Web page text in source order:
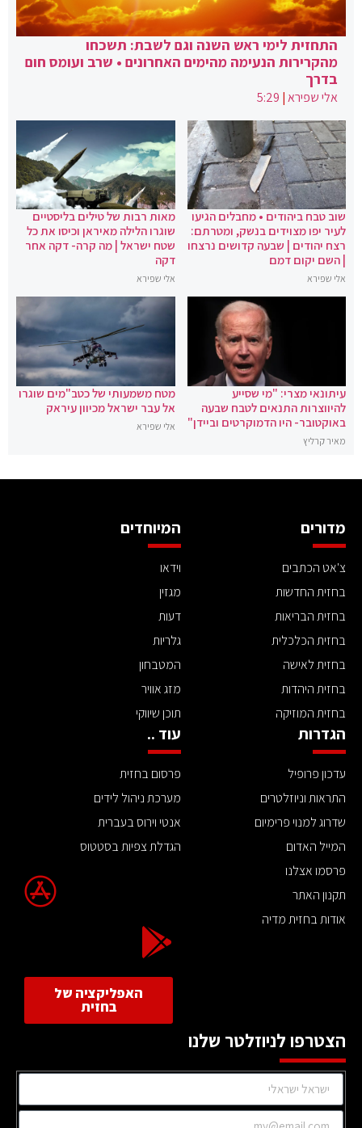
התחזית לימי ראש השנה וגם לשבת: תשכחו
מהקרירות הנעימה מהימים האחרונים • שרב ועומס חום
בדרך
אלי שפירא|
5:29
שוב טבח ביהודים • מחבלים הגיעו
לעיר יפו מצוידים בנשק, ומטרתם:
רצח יהודים | שבעה קדושים נרצחו
| השם יקום דמם
אלי שפירא
מאות רבות של טילים בליסטיים
שוגרו הלילה מאיראן וכיסו את כל
שטח ישראל | מה קרה- דקה אחר
דקה
אלי שפירא
עיתונאי מצרי: "מי שסייע
להיווצרות התנאים לטבח שבעה
באוקטובר- היו הדמוקרטים וביידן"
מאיר קרליץ
מטח משמעותי של כטב"מים שוגרו
אל עבר ישראל מכיוון עיראק
אלי שפירא
מדורים
צ'אט הכתבים
בחזית החדשות
בחזית הבריאות
בחזית הכלכלית
בחזית לאישה
בחזית היהדות
בחזית המוזיקה
המיוחדים
וידאו
מגזין
דעות
גלריות
המטבחון
מזג אוויר
תוכן שיווקי
הגדרות
עדכון פרופיל
התראות וניוזלטרים
שדרוג למנוי פרימיום
המייל האדום
פרסמו אצלנו
תקנון האתר
אודות בחזית מדיה
עוד ..
פרסום בחזית
מערכת ניהול לידים
אנטי וירוס בעברית
הגדלת צפיות בסטטוס
האפליקציה של
בחזית
הצטרפו לניוזלטר שלנו